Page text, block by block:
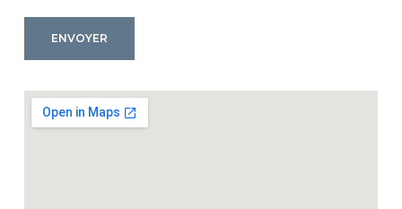
ENVOYER